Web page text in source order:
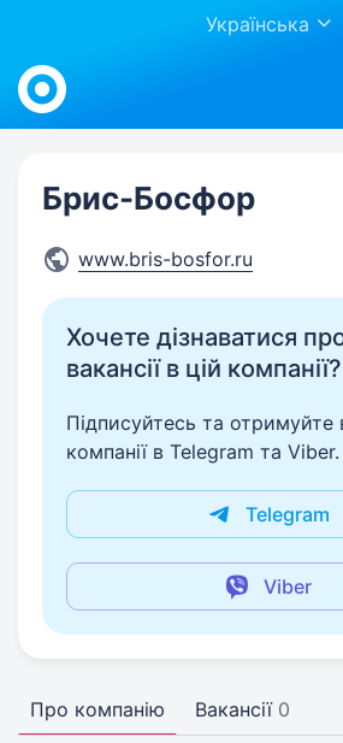
Українська
Work.ua
Брис-Босфор
www.bris-bosfor.ru
Хочете дізнаватися
вакансії в цій компанії?
Підписуйтесь та отримуйте
компанії в Telegram та Viber.
Telegram
Viber
Про компанію Вакансії 0